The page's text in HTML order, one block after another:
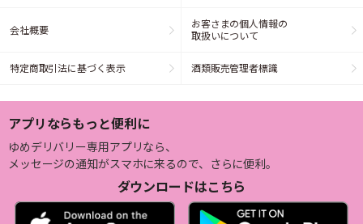
会社概要
お客さまの個人情報の
取扱いについて
特定商取引法に基づく表示 酒類販売管理者標識
アプリならもっと便利に
ゆめデリバリー専用アプリなら、
メッセージの通知がスマホに来るので、さらに便利。
ダウンロードはこちら